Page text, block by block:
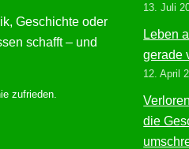
Geschichte oder
schafft – und
zufrieden.
13. Juli
Leben
gerade
12. April
die